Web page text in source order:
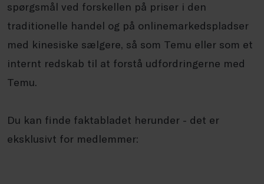
spørgsmål ved forskellen på priser i den
traditionelle handel og på onlinemarkedspladser
med kinesiske sælgere, så som Temu eller som et
internt redskab til at forstå udfordringerne med
Temu.
Du kan finde faktabladet herunder - det er
eksklusivt for medlemmer: